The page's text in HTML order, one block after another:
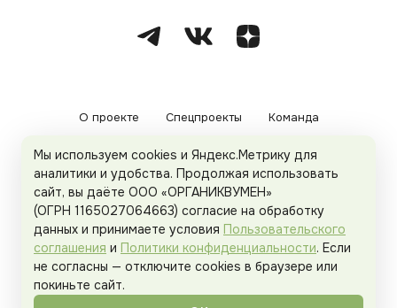
О проекте Спецпроекты Команда
Рекламодателям Политика конфиденциальности
Пользовательское соглашение
Organicwoman.ru . Все права защищены.
Мы используем cookies и Яндекс.Метрику для
аналитики и удобства. Продолжая использовать
сайт, вы даёте ООО «ОРГАНИКВУМЕН»
(ОГРН 1165027064663) согласие на обработку
данных и принимаете условия Пользовательского
соглашения и Политики конфиденциальности. Если
не согласны — отключите cookies в браузере или
покиньте сайт.